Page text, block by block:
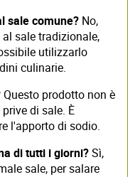
sale comune? No,
sale tradizionale,
utilizzarlo
culinarie.
Questo prodotto non è
di sale. È
l'apporto di sodio.
di tutti i giorni?Sì,
sale, per salare